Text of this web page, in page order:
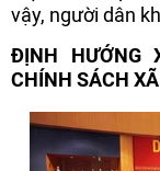
vậy, người dân
ĐỊNH HƯỚNG
CHÍNH SÁCH